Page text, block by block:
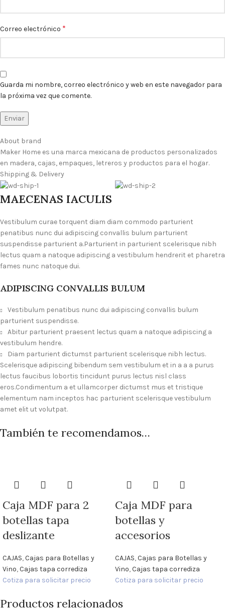
Correo electrónico *
Guarda mi nombre, correo electrónico y web en este navegador para
la próxima vez que comente.
About brand
Maker Home es una marca mexicana de productos personalizados
en madera, cajas, empaques, letreros y productos para el hogar.
Shipping & Delivery
MAECENAS IACULIS
Vestibulum curae torquent diam diam commodo parturient
penatibus nunc dui adipiscing convallis bulum parturient
suspendisse parturient a.Parturient in parturient scelerisque nibh
lectus quam a natoque adipiscing a vestibulum hendrerit et pharetra
fames nunc natoque dui.
ADIPISCING CONVALLIS BULUM
Vestibulum penatibus nunc dui adipiscing convallis bulum
parturient suspendisse.
Abitur parturient praesent lectus quam a natoque adipiscing a
vestibulum hendre.
Diam parturient dictumst parturient scelerisque nibh lectus.
Scelerisque adipiscing bibendum sem vestibulum et in a a a purus
lectus faucibus lobortis tincidunt purus lectus nisl class
eros.Condimentum a et ullamcorper dictumst mus et tristique
elementum nam inceptos hac parturient scelerisque vestibulum
amet elit ut volutpat.
También te recomendamos…
Caja MDF para 2
botellas tapa
deslizante
CAJAS,Cajas para Botellas y
Vino,Cajas tapa corrediza
Cotiza para solicitar precio
Caja MDF para
botellas y
accesorios
CAJAS,Cajas para Botellas y
Vino,Cajas tapa corrediza
Cotiza para solicitar precio
Productos relacionados